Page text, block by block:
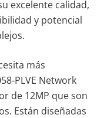
excelente calidad,
y potencial
más
PLVE Network
de 12MP que son
Están diseñadas